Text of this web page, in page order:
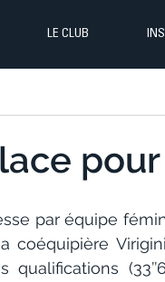
LE CLUB
par équipe
coéquipière
qualifications